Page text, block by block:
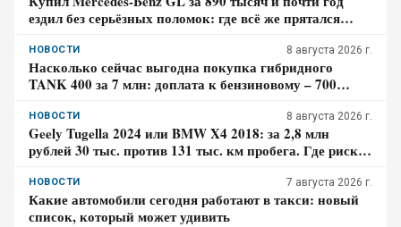
ездил без серьёзных поломок: где всё же прятался
НОВОСТИ 8 августа 2026 г.
Насколько сейчас выгодна покупка гибридного
TANK 400 за 7 млн: доплата к бензиновому – 700
НОВОСТИ 8 августа 2026 г.
Geely Tugella 2024 или BMW X4 2018: за 2,8 млн
рублей 30 тыс. против 131 тыс. км пробега. Где риск
НОВОСТИ 7 августа 2026 г.
Какие автомобили сегодня работают в такси: новый
список, который может удивить